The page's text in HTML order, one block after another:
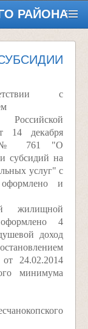
РАЙОНА
с
Российской
14 декабря
№ 761 "О
субсидий на
услуг" с
и
жилищной
4
доход
от 24.02.2014
минимума